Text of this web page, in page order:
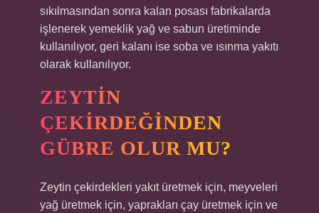
sıkılmasından sonra kalan posası fabrikalarda
işlenerek yemeklik yağ ve sabun üretiminde
kullanılıyor, geri kalanı ise soba ve ısınma yakıtı
olarak kullanılıyor.
ZEYTIN
ÇEKIRDEĞINDEN
GÜBRE OLUR MU?
Zeytin çekirdekleri yakıt üretmek için, meyveleri
yağ üretmek için, yaprakları çay üretmek için ve